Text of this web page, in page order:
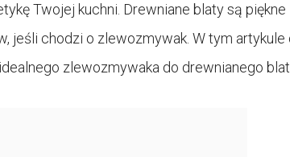
Twojej kuchni. Drewniane blaty są piękne
jeśli chodzi o zlewozmywak. W tym
zlewozmywaka do drewnianego